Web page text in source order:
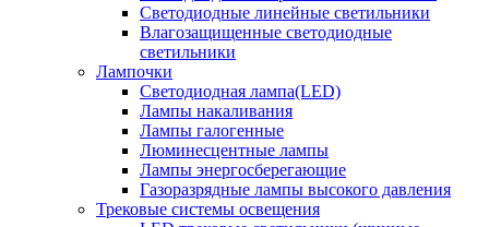
Светодиодные линейные светильники
Влагозащищенные светодиодные
светильники
Лампочки
Светодиодная лампа(LED)
Лампы накаливания
Лампы галогенные
Люминесцентные лампы
Лампы энергосберегающие
Газоразрядные лампы высокого давления
Трековые системы освещения